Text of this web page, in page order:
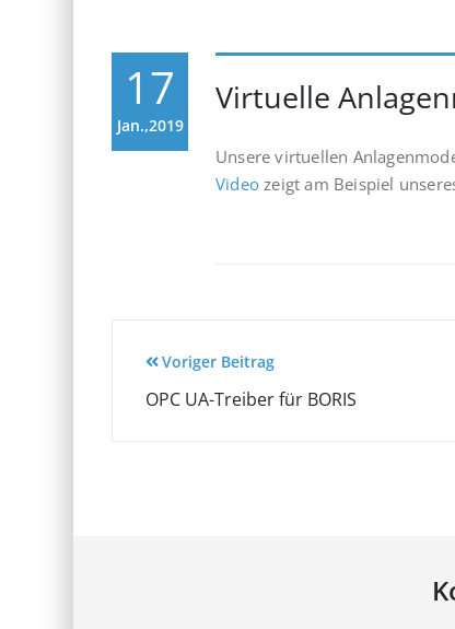
17
Jan.,2019
Virtuelle
Unsere virtuellen
Video zeigt am Beispiel
Beitragsnavigation
Voriger Beitrag
OPC UA-Treiber für BORIS